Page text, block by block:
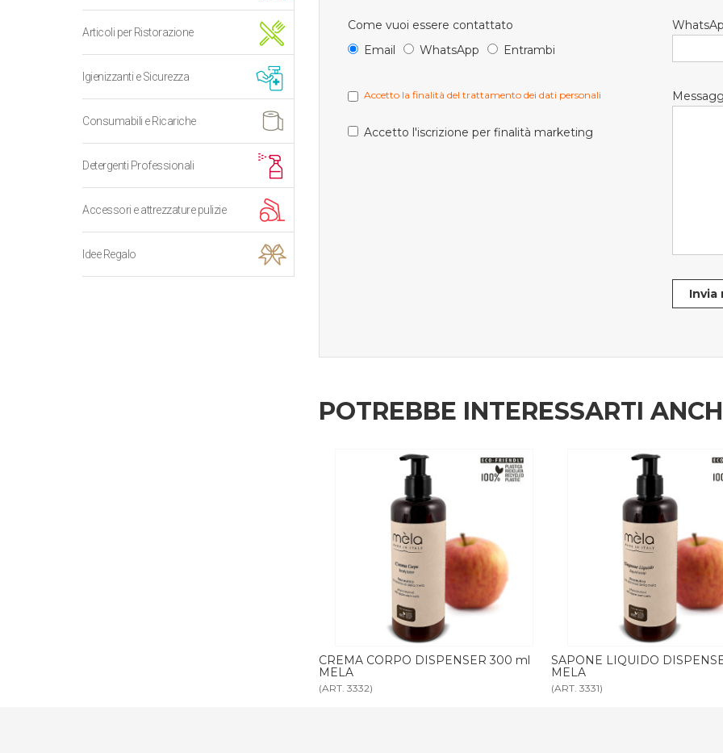
Articoli per Ristorazione
Igienizzanti e Sicurezza
Consumabili e Ricariche
Detergenti Professionali
Accessori e attrezzature pulizie
Idee Regalo
Come vuoi essere contattato
Email
WhatsApp Entrambi
Accetto la finalità del trattamento dei dati personali
Accetto l'iscrizione per finalità marketing
Invia
POTREBBE INTERESSARTI
SAPONE LIQUIDO DISPENSER 300 ml
MELA
(ART. 3331)
BAGNODOCCIA MELA tanica
(ART. 3347)